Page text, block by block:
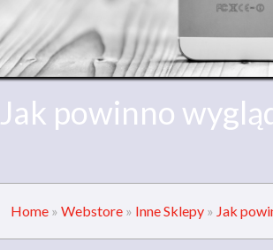
Jak powinno
Home » Webstore » Inne Sklepy » Jak